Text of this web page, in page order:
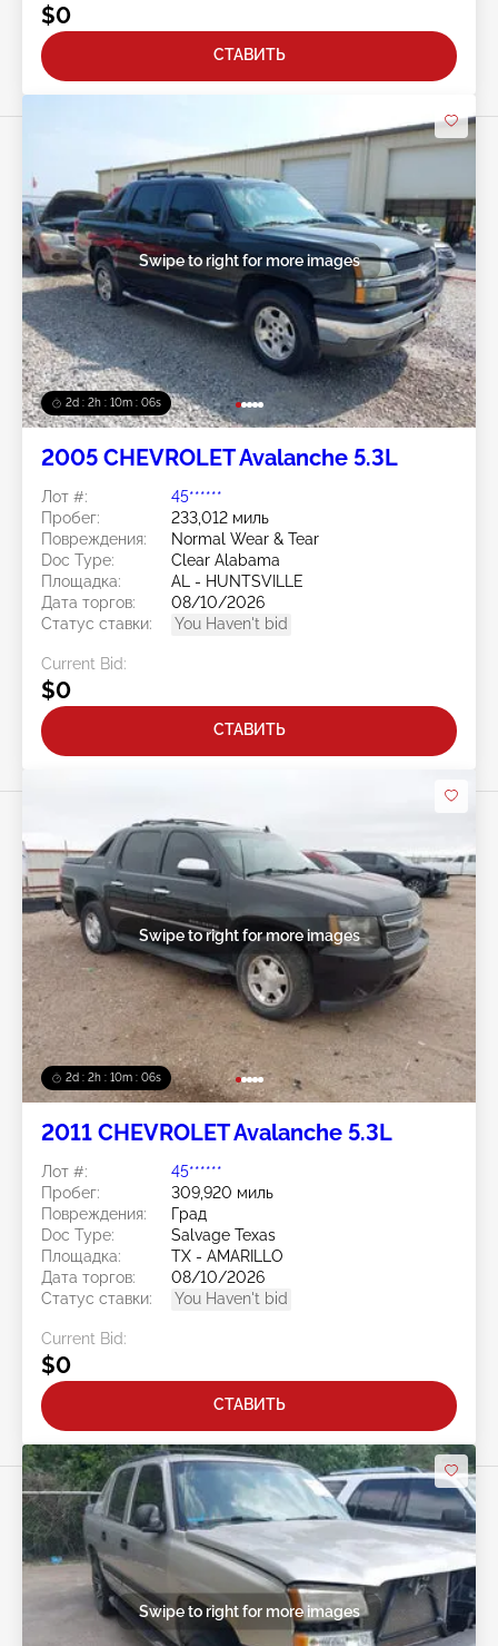
$0
СТАВИТЬ
2d : 2h : 10m : 03s
Swipe to right for more images
2005 CHEVROLET Avalanche 5.3L
Лот #:
45******
Пробег:
233,012 миль
Повреждения:
Normal Wear & Tear
Doc Type:
Clear Alabama
Площадка:
AL - HUNTSVILLE
Дата торгов:
08/10/2026
Статус ставки:
You Haven't bid
Current Bid:
$0
СТАВИТЬ
2d : 2h : 10m : 03s
Swipe to right for more images
2011 CHEVROLET Avalanche 5.3L
Лот #:
45******
Пробег:
309,920 миль
Повреждения:
Град
Doc Type:
Salvage Texas
Площадка:
TX - AMARILLO
Дата торгов:
08/10/2026
Статус ставки:
You Haven't bid
Current Bid:
$0
СТАВИТЬ
Swipe to right for more images